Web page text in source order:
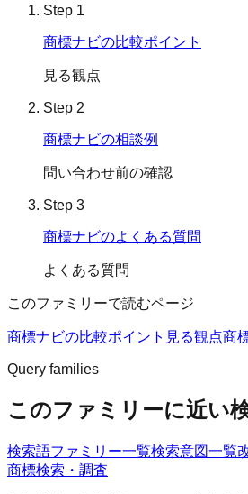
Step 1
商標ナビの比較ポイント
見る観点
Step 2
商標ナビの相談例
問い合わせ前の確認
Step 3
商標ナビのよくある質問
よくある質問
このファミリーで読むページ
商標ナビの比較ポイント 見る観点商
Query families
このファミリーに近い
検索語ファミリー一覧検索意図一覧
商標検索・調査